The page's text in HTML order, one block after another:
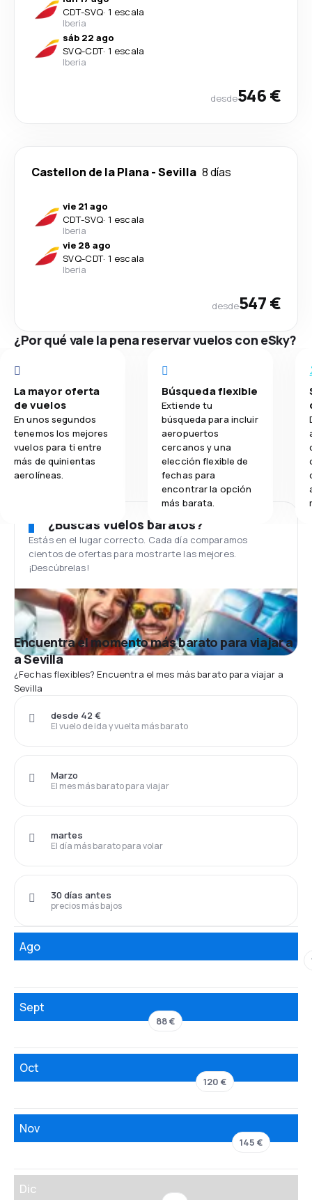
CDT-SVQ· 1 escala
Iberia
sáb 22 ago
SVQ-CDT· 1 escala
Iberia
desde546 €
Castellon de la Plana-Sevilla 8 días
vie 21 ago
CDT-SVQ· 1 escala
Iberia
vie 28 ago
SVQ-CDT· 1 escala
Iberia
desde547 €
¿Por qué vale la pena reservar vuelos con eSky?
La mayor oferta
de vuelos
En unos segundos
tenemos los mejores
vuelos para ti entre
más de quinientas
aerolíneas.
Búsqueda flexible
Extiende tu
búsqueda para incluir
aeropuertos
cercanos y una
elección flexible de
fechas para
encontrar la opción
más barata.
¿Buscas vuelos baratos?
Estás en el lugar correcto. Cada día comparamos
cientos de ofertas para mostrarte las mejores.
¡Descúbrelas!
Encuentra el momento más barato para viajar a
a Sevilla
¿Fechas flexibles? Encuentra el mes más barato para viajar a
Sevilla
El vuelo de ida y vuelta más barato
desde 42 €
El mes más barato para viajar
Marzo
El día más barato para volar
martes
precios más bajos
30 días antes
Ago
Sept
88 €
Oct
120 €
Nov
145 €
Dic